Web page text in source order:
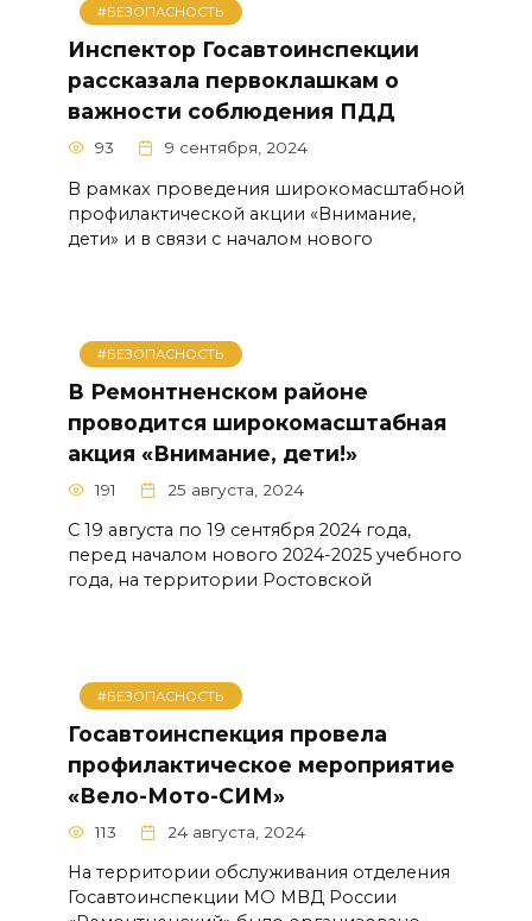
#БЕЗОПАСНОСТЬ
Инспектор Госавтоинспекции
рассказала первоклашкам о
важности соблюдения ПДД
93 9 сентября, 2024
В рамках проведения широкомасштабной
профилактической акции «Внимание,
дети» и в связи с началом нового
#БЕЗОПАСНОСТЬ
В Ремонтненском районе
проводится широкомасштабная
акция «Внимание, дети!»
191 25 августа, 2024
С 19 августа по 19 сентября 2024 года,
перед началом нового 2024-2025 учебного
года, на территории Ростовской
#БЕЗОПАСНОСТЬ
Госавтоинспекция провела
профилактическое мероприятие
«Вело-Мото-СИМ»
113 24 августа, 2024
На территории обслуживания отделения
Госавтоинспекции МО МВД России